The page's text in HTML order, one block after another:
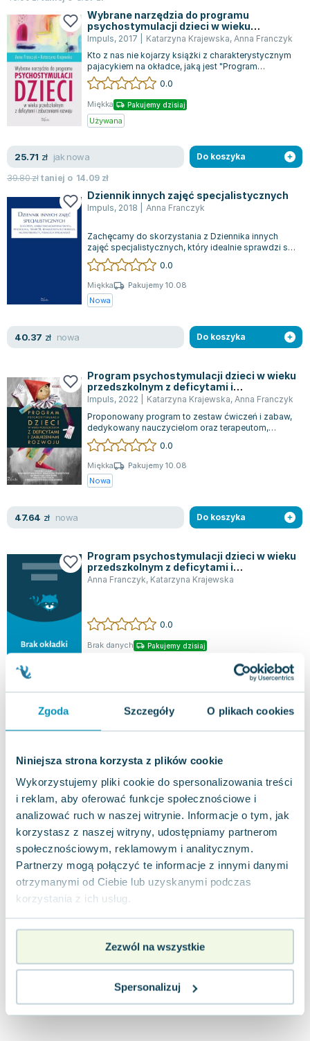
Zgoda Szczegóły O plikach cookies
Niniejsza strona korzysta z plików cookie
Wykorzystujemy pliki cookie do spersonalizowania treści
i reklam, aby oferować funkcje społecznościowe i
analizować ruch w naszej witrynie. Informacje o tym, jak
korzystasz z naszej witryny, udostępniamy partnerom
społecznościowym, reklamowym i analitycznym.
Partnerzy mogą połączyć te informacje z innymi danymi
otrzymanymi od Ciebie lub uzyskanymi podczas
korzystania z ich usług.
Zezwól na wszystkie
Spersonalizuj
Joseph Murphy
Jan Sztaudynger
Aleksander Puszkin
Oscar Wilde
Małgorzata Ohme
Maddie Ziegler
Leszek Czarnecki
Maria Seweryn
Janina Zającówna
Anna Prus (oprac.)
Nela Mała Reporterka
Agnieszka Maciąg
Barbara Wrzesińska
Terry Pratchett
Virginia Woolf
Ajahn Brahm
Jacek Walkiewicz
Wybrane narzędzia do programu
psychostymulacji dzieci w wieku
przedszkolnym z deficytami i
Impuls, 2017 Katarzyna Krajewska, Anna Franczyk
Kto z nas nie kojarzy książki z charakterystycznym
pajacykiem na okładce, jaką jest "Program
psychostymulacji dzieci w wieku przed...
0.0
Miękka Pakujemy dzisiaj
Używana
25.71 zł jak nowa
39.80złtaniej o 14.09 zł
Do koszyka
Dziennik innych zajęć specjalistycznych
Impuls, 2018 Anna Franczyk
Zachęcamy do skorzystania z Dziennika innych
zajęć specjalistycznych, który idealnie sprawdzi się
w nowym roku pracy dla logopedów...
0.0
Miękka
Pakujemy 10.08
Nowa
40.37 zł nowa Do koszyka
Program psychostymulacji dzieci w wieku
przedszkolnym z deficytami i
zaburzeniami rozwoju
Impuls, 2022 Katarzyna Krajewska, Anna Franczyk
Proponowany program to zestaw ćwiczeń i zabaw,
dedykowany nauczycielom oraz terapeutom,
którzy pracują z dziećmi o specyficznych p...
0.0
Miękka
Pakujemy 10.08
Nowa
47.64 zł nowa Do koszyka
Program psychostymulacji dzieci w wieku
przedszkolnym z deficytami i
zaburzeniami rozwoju
Anna Franczyk, Katarzyna Krajewska
0.0
Brak danych Pakujemy dzisiaj
taniej o
Impuls,2019| Katarzyna Krajewska
Proces nauki u małego dziecka, w tym również
dzieci z specjalnymi potrzebami edukacyjnymi,
opiera się na zdobywaniu wiedzy, rozwij...
0.0
48.62zł jak nowa Do koszyka